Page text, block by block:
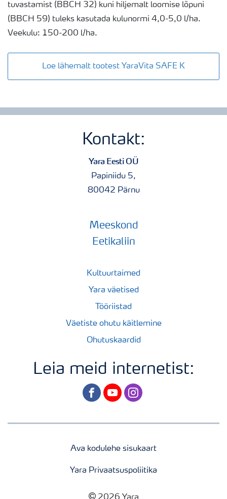
tuvastamist (BBCH 32) kuni hiljemalt loomise lõpuni
(BBCH 59) tuleks kasutada kulunormi 4,0-5,0 l/ha.
Veekulu: 150-200 l/ha.
Loe lähemalt tootest YaraVita SAFE K
Kontakt:
Yara Eesti OÜ
Papiniidu 5,
80042 Pärnu
Meeskond
Eetikaliin
Kultuurtaimed
Yara väetised
Tööriistad
Väetiste ohutu käitlemine
Ohutuskaardid
Leia meid internetist:
facebookyoutubeinstagram
Ava kodulehe sisukaart
Yara Privaatsuspoliitika
2026 Yara